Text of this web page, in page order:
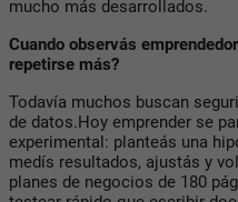
mucho más desarrollados.
Cuando observás
repetirse más?
Todavía muchos buscan
de datos.Hoy emprender se
experimental: planteás una
medís resultados, ajustás y
planes de negocios de 180